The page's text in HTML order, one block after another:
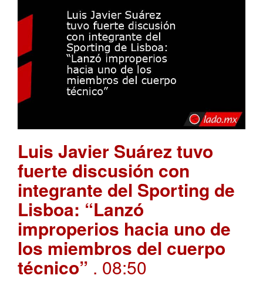
Luis Javier Suárez tuvo
fuerte discusión con
integrante del Sporting de
Lisboa: “Lanzó
improperios hacia uno de
los miembros del cuerpo
técnico” . 08:50